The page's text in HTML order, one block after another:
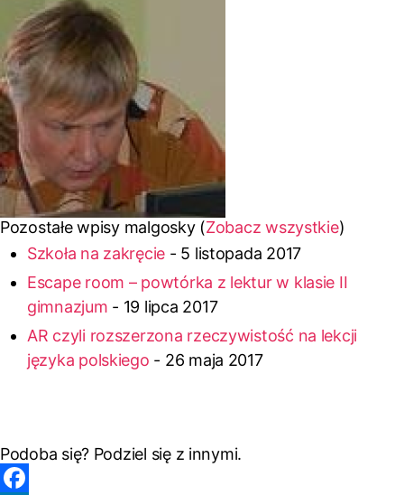
Pozostałe wpisy malgosky (Zobacz wszystkie)
Szkoła na zakręcie - 5 listopada 2017
Escape room – powtórka z lektur w klasie II
gimnazjum - 19 lipca 2017
AR czyli rozszerzona rzeczywistość na lekcji
języka polskiego - 26 maja 2017
Podoba się? Podziel się z innymi.